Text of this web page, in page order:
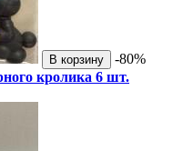
В корзину
-80%
кролика 6 шт.